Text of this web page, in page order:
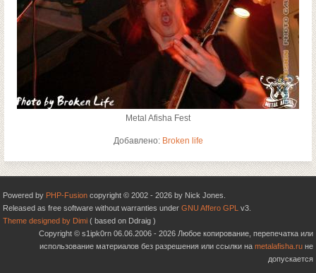
Metal Afisha Fest
Добавлено: Broken life
Powered by PHP-Fusion copyright © 2002 - 2026 by Nick Jones.
Released as free software without warranties under GNU Affero GPL v3.
Theme designed by Dimi ( based on Ddraig )
Copyright © s1ipk0rn 06.06.2006 - 2026 Любое копирование, перепечатка или
использование материалов без разрешения или ссылки на metalafisha.ru не
допускается